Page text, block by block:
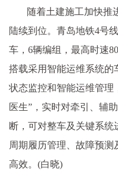
随着土建施工加快推
陆续到位。青岛地铁4号
车，6辆编组，最高时速
搭载采用智能运维系统的
状态监控和智能运维管理
医生”，实时对牵引、辅
断，可对整车及关键系
周期履历管理、故障预
高效。(白晓)